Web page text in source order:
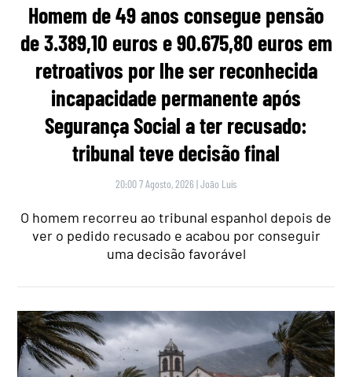
Homem de 49 anos consegue pensão
de 3.389,10 euros e 90.675,80 euros em
retroativos por lhe ser reconhecida
incapacidade permanente após
Segurança Social a ter recusado:
tribunal teve decisão final
20:00 7 Agosto, 2026 |João Luís
O homem recorreu ao tribunal espanhol depois de
ver o pedido recusado e acabou por conseguir
uma decisão favorável